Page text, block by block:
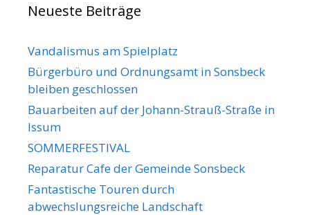
Neueste Beiträge
Vandalismus am Spielplatz
Bürgerbüro und Ordnungsamt in Sonsbeck
bleiben geschlossen
Bauarbeiten auf der Johann-Strauß-Straße in
Issum
SOMMERFESTIVAL
Reparatur Cafe der Gemeinde Sonsbeck
Fantastische Touren durch
abwechslungsreiche Landschaft